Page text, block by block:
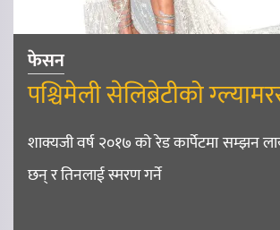
फेसन
पश्चिमेली सेलिब्रेटीको
शाक्यजी वर्ष २०१७ को रेड कार्पेटमा
छन् र तिनलाई स्मरण गर्ने